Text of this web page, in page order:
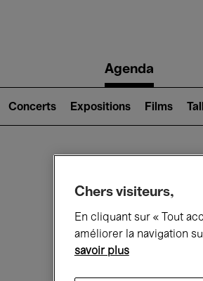
navigationAgenda
Concerts Expositions Films
Ce
Chers visiteurs,
En cliquant sur « Tout
améliorer la navigation
savoir plus